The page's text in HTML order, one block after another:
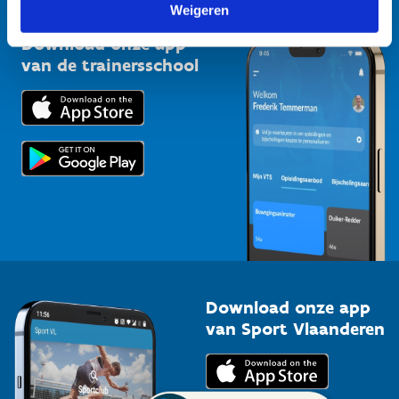
Weigeren
Bedrijven
Trainers en begeleiders
Topsporters
Kennisplatform
Downloads
Voor de pers
Download onze app
van de trainersschool
Download onze app
van Sport Vlaanderen